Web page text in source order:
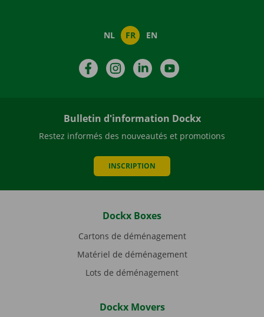
NL FR EN
FacebookInstagramLinkedIn
Bulletin d'information Dockx
Restez informés des nouveautés et promotions
INSCRIPTION
Dockx Boxes
Cartons de déménagement
Matériel de déménagement
Lots de déménagement
Dockx Movers